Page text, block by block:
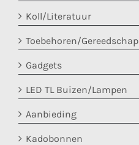
Koll/Literatuur
Toebehoren/Gereedschap
Gadgets
LED TL Buizen/Lampen
Aanbieding
Kadobonnen